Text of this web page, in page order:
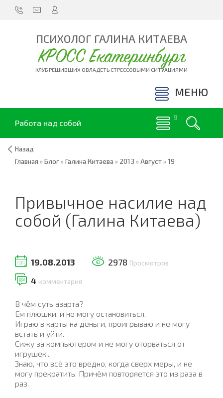
ПСИХОЛОГ ГАЛИНА КИТАЕВА
КРОСС Екатеринбург
КЛУБ РЕШИВШИХ ОВЛАДЕТЬ СТРЕССОВЫМИ СИТУАЦИЯМИ
МЕНЮ
Работа над собой
Назад
Главная »Блог»Галина Китаева » 2013 »Август»19
Привычное насилие над
собой (Галина Китаева)
19.08.2013 2978 Просмотров
4 комментария
В чём суть азарта?
Ем плюшки, и не могу остановиться.
Играю в карты на деньги, проигрываю и не могу
встать и уйти.
Сижу за компьютером и не могу оторваться от
игрушек...
Знаю, что всё это вредно, когда сверх меры, и не
могу прекратить. Причём повторяется это из раза в
раз.